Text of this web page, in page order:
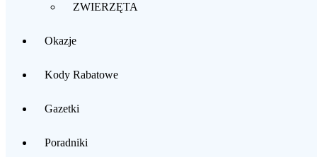
ZWIERZĘTA
Okazje
Kody Rabatowe
Gazetki
Poradniki